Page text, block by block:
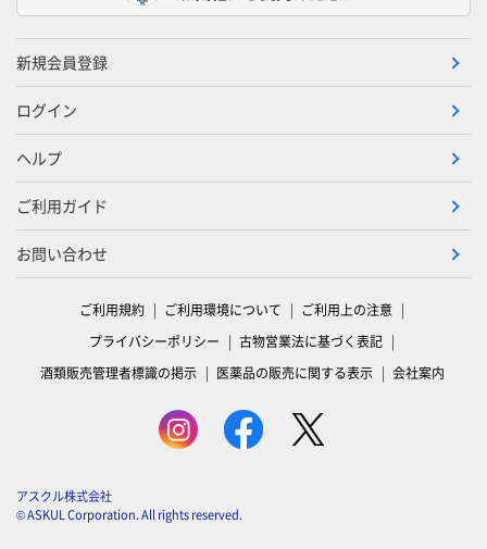
新規会員登録
ログイン
ヘルプ
ご利用ガイド
お問い合わせ
ご利用規約 ご利用環境について
ご利用上の注意
プライバシーポリシー
古物営業法に基づく表記
酒類販売管理者標識の掲示
医薬品の販売に関する表示 会社案内
アスクル株式会社
© ASKUL Corporation. All rights reserved.